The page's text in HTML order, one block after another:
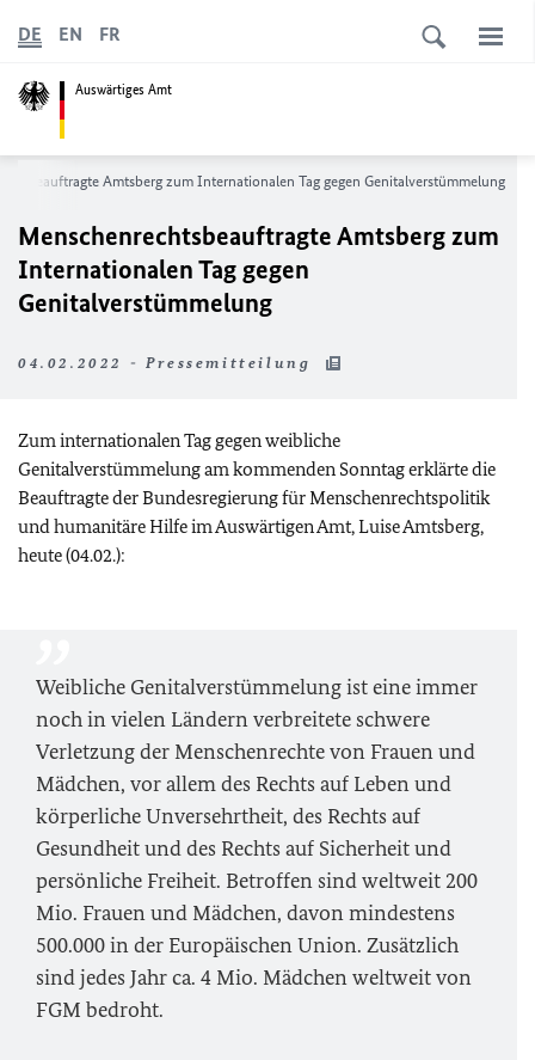
Auswärtiges Amt
DE EN FR
Amtsberg zum Internationalen Tag gegen Genitalverstümmelung
Menschenrechtsbeauftragte Amtsberg zum
Internationalen Tag gegen
Genitalverstümmelung
04.02.2022 - Pressemitteilung
Zum internationalen Tag gegen weibliche
Genitalverstümmelung am kommenden Sonntag erklärte die
Beauftragte der Bundesregierung für Menschenrechtspolitik
und humanitäre Hilfe im Auswärtigen Amt, Luise Amtsberg,
heute (04.02.):
Weibliche Genitalverstümmelung ist eine immer
noch in vielen Ländern verbreitete schwere
Verletzung der Menschenrechte von Frauen und
Mädchen, vor allem des Rechts auf Leben und
körperliche Unversehrtheit, des Rechts auf
Gesundheit und des Rechts auf Sicherheit und
persönliche Freiheit. Betroffen sind weltweit 200
Mio. Frauen und Mädchen, davon mindestens
500.000 in der Europäischen Union. Zusätzlich
sind jedes Jahr ca. 4 Mio. Mädchen weltweit von
FGM bedroht.